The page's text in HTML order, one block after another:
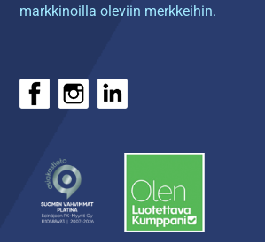
markkinoilla oleviin merkkeihin.